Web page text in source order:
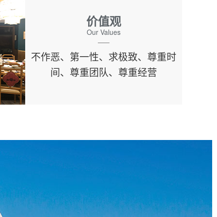
价值观
Our Values
不作恶、第一性、求极致、尊重时
间、尊重团队、尊重经营